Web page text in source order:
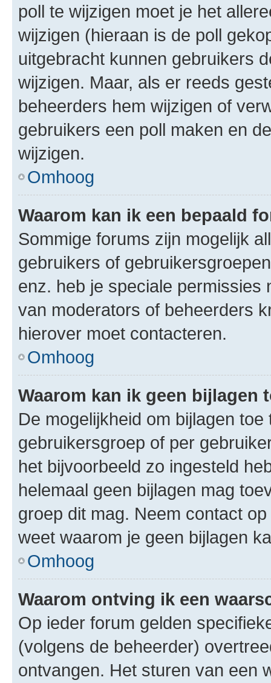
poll te wijzigen moet je het
wijzigen (hieraan is de poll
uitgebracht kunnen gebruikers
wijzigen. Maar, als er reeds
beheerders hem wijzigen of
gebruikers een poll maken en
wijzigen.
Omhoog
Waarom kan ik een bepaald
Sommige forums zijn mogelijk
gebruikers of
enz. heb je speciale permissies
van moderators of beheerders
hierover moet contacteren.
Omhoog
Waarom kan ik geen bijlagen
De mogelijkheid om bijlagen
gebruikersgroep of per
het bijvoorbeeld zo ingesteld
helemaal geen bijlagen mag
groep dit mag. Neem contact
weet waarom je geen bijlagen
Omhoog
Waarom ontving ik een
Op ieder forum gelden
(volgens de beheerder)
ontvangen. Het sturen van een